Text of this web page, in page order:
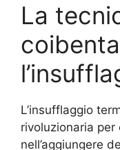
La
L’insufflaggio
rivoluzionaria
nell’aggiungere